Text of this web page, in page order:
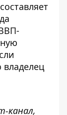
владелец
канал,